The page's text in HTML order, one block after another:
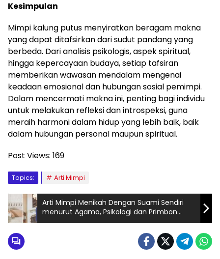
Kesimpulan
Mimpi kalung putus menyiratkan beragam makna
yang dapat ditafsirkan dari sudut pandang yang
berbeda. Dari analisis psikologis, aspek spiritual,
hingga kepercayaan budaya, setiap tafsiran
memberikan wawasan mendalam mengenai
keadaan emosional dan hubungan sosial pemimpi.
Dalam mencermati makna ini, penting bagi individu
untuk melakukan refleksi dan introspeksi, guna
meraih harmoni dalam hidup yang lebih baik, baik
dalam hubungan personal maupun spiritual.
Post Views: 169
Topics: Arti Mimpi
Arti Mimpi Menikah Dengan Suami Sendiri
menurut Agama, Psikologi dan Primbon
Jawa